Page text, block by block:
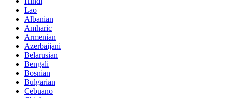
Lao
Albanian
Amharic
Armenian
Azerbaijani
Belarusian
Bengali
Bosnian
Bulgarian
Cebuano